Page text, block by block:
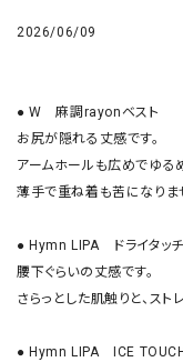
2026/06/09
● W　麻調rayonベスト
お尻が隠れる丈感です。
アームホールも広めでゆる
薄手で重ね着も苦になりま
● Hymn LIPA　ドライタッ
腰下ぐらいの丈感です。
さらっとした肌触りと、ス
● Hymn LIPA　ICE